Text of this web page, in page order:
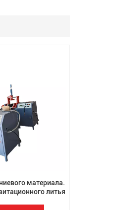
vi
th
материала.
литья